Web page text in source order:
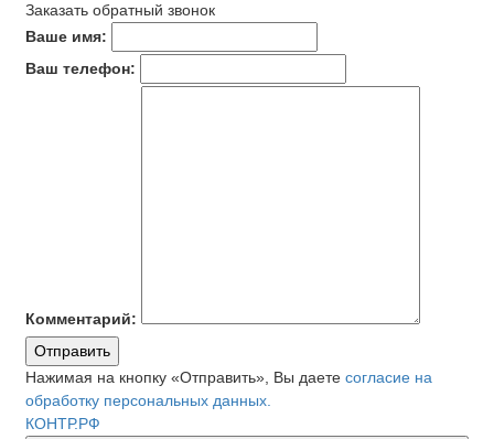
Заказать обратный звонок
Ваше имя:
Ваш телефон:
Комментарий:
Отправить
Нажимая на кнопку «Отправить», Вы даете согласие на
обработку персональных данных.
КОНТР.РФ